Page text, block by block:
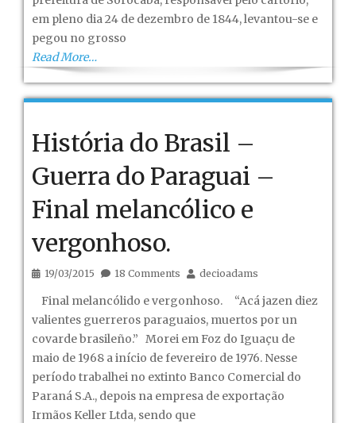
(Revisto)
em pleno dia 24 de dezembro de 1844, levantou-se e
pegou no grosso
Read More…
História do Brasil –
Guerra do Paraguai –
Final melancólico e
vergonhoso.
19/03/2015 18 Comments decioadams
Final melancólido e vergonhoso. “Acá jazen diez
valientes guerreros paraguaios, muertos por un
covarde brasileño.” Morei em Foz do Iguaçu de
maio de 1968 a início de fevereiro de 1976. Nesse
período trabalhei no extinto Banco Comercial do
Paraná S.A., depois na empresa de exportação
Irmãos Keller Ltda, sendo que